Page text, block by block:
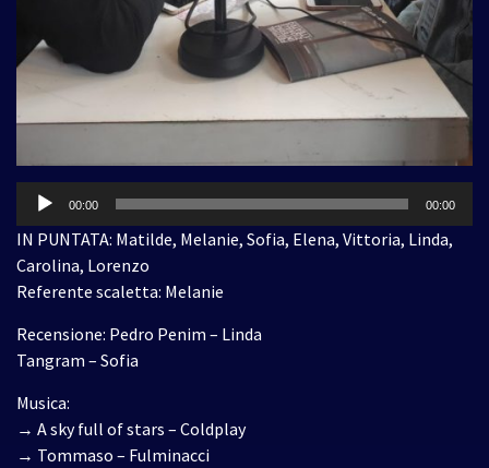
Audio
Player
00:00 00:00
IN PUNTATA: Matilde, Melanie, Sofia, Elena, Vittoria, Linda,
Carolina, Lorenzo
Referente scaletta: Melanie
Recensione: Pedro Penim – Linda
Tangram – Sofia
Musica:
→ A sky full of stars – Coldplay
→ Tommaso – Fulminacci